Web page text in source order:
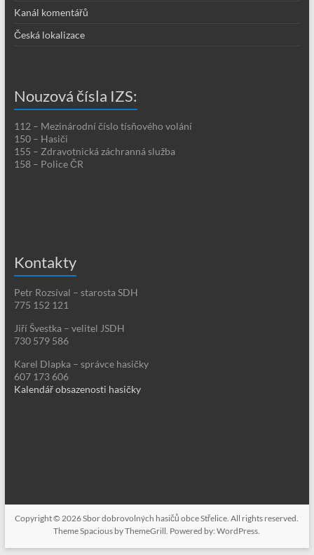
Kanál komentářů
Česká lokalizace
Nouzová čísla IZS:
112 – Mezinárodní číslo tísňového volání
150 – Hasiči
155 – Zdravotnická záchranná služba
158 – Police ČR
Kontakty
Petr Rozsíval – starosta SDH
775 152 121
Jiří Švestka – velitel JSDH
730 579 586
Karel Dlapka – správce hasičky
607 173 606
Kalendář obsazenosti hasičky
Copyright © 2026Sbor dobrovolných hasičů obce Střelice. All rights reserved.
ThemeSpacious by ThemeGrill. Powered by:WordPress.